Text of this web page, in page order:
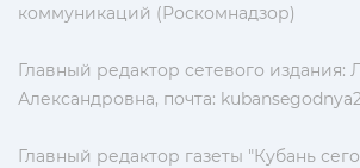
коммуникаций (Роскомнадзор)
Главный редактор сетевого издания:
Александровна, почта:
Главный редактор газеты "Кубань